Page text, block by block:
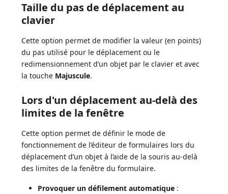
Taille du pas de déplacement au
clavier
Cette option permet de modifier la valeur (en points)
du pas utilisé pour le déplacement ou le
redimensionnement d’un objet par le clavier et avec
la touche Majuscule.
Lors d'un déplacement au-delà des
limites de la fenêtre
Cette option permet de définir le mode de
fonctionnement de l’éditeur de formulaires lors du
déplacement d’un objet à l’aide de la souris au-delà
des limites de la fenêtre du formulaire.
Provoquer un défilement automatique :